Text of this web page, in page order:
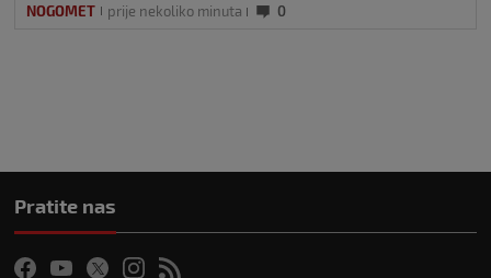
NOGOMET prije nekoliko minuta 0
Pratite nas